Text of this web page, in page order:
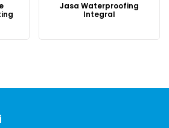
Jasa Waterproofing
Integral